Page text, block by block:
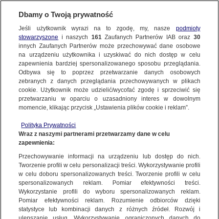
ŚWIAT
Trzej obcokrajowcy zamordowani w
Kabulu. "Znaleźliśmy ich ciała"
2.08.2018, 18:54
Dbamy o Twoją prywatność
Jeśli użytkownik wyrazi na to zgodę, my, nasze podmioty
stowarzyszone i naszych 161Zaufanych Partnerów IAB oraz 30
innych Zaufanych Partnerów może przechowywać dane osobowe
na urządzeniu użytkownika i uzyskiwać do nich dostęp w celu
zapewnienia bardziej spersonalizowanego sposobu przeglądania.
Odbywa się to poprzez przetwarzanie danych osobowych
zebranych z danych przeglądania przechowywanych w plikach
cookie. Użytkownik może udzielić/wycofać zgodę i sprzeciwić się
przetwarzaniu w oparciu o uzasadniony interes w dowolnym
momencie, klikając przycisk „Ustawienia plików cookie i reklam”.
Polityka Prywatności
Wraz z naszymi partnerami przetwarzamy dane w celu
zapewnienia:
Przechowywanie informacji na urządzeniu lub dostęp do nich.
Tworzenie profili w celu personalizacji treści. Wykorzystywanie profili
w celu doboru spersonalizowanych treści. Tworzenie profili w celu
spersonalizowanych reklam. Pomiar efektywności treści.
Wykorzystanie profili do wyboru spersonalizowanych reklam.
Pomiar efektywności reklam. Rozumienie odbiorców dzięki
statystyce lub kombinacji danych z różnych źródeł. Rozwój i